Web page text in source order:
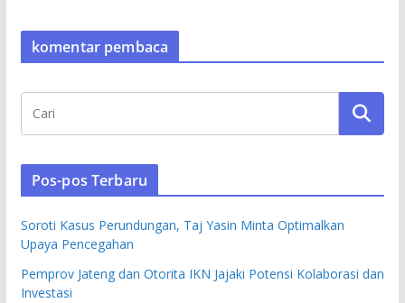
komentar pembaca
Pos-pos Terbaru
Soroti Kasus Perundungan, Taj Yasin Minta Optimalkan
Upaya Pencegahan
Pemprov Jateng dan Otorita IKN Jajaki Potensi Kolaborasi dan
Investasi